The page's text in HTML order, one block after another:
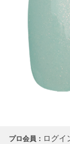
プロ会員： ログイ